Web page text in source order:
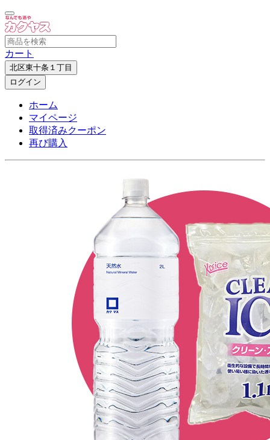
カート
北区東十条１丁目
ログイン
ホーム
マイページ
取得済みクーポン
再び購入